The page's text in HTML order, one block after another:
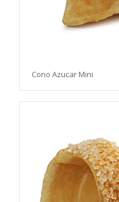
Cono Azucar Mini